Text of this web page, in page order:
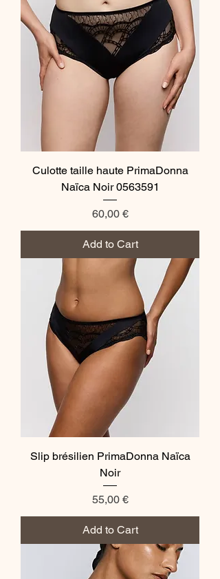
Culotte taille haute PrimaDonna
Naïca Noir 0563591
Price
60,00 €
Add to Cart
Slip brésilien PrimaDonna Naïca
Noir
Price
55,00 €
Add to Cart